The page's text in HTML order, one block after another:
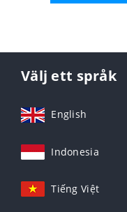
Välj ett språk
English
Indonesia
Tiếng Việt